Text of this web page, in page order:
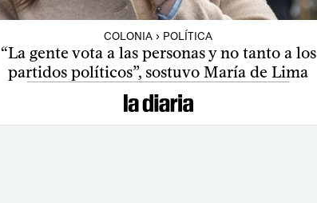
COLONIA › POLÍTICA
“La gente vota a las personas y no tanto a los
partidos políticos”, sostuvo María de Lima